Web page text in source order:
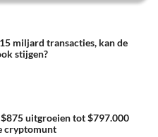
miljard transacties, kan de
stijgen?
uitgroeien tot $797.000
cryptomunt